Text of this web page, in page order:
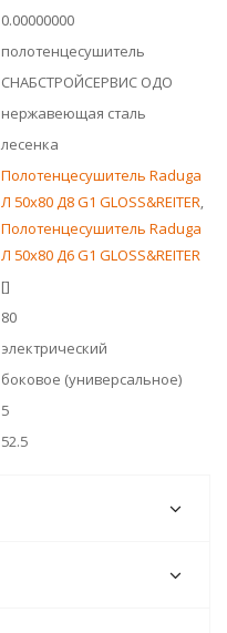
0.00000000
полотенцесушитель
СНАБСТРОЙСЕРВИС ОДО
нержавеющая сталь
лесенка
Полотенцесушитель Raduga
Л 50x80 Д8 G1 GLOSS&REITER,
Полотенцесушитель Raduga
Л 50x80 Д6 G1 GLOSS&REITER
[]
80
электрический
боковое (универсальное)
5
52.5